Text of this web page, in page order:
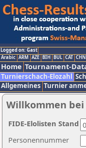
Logged on: Gast
Arabic ARM AZE BIH BUL CAT CHN
Home Tournament-
Turnierschach-Elozahl
Allgemeines Turnier
Willkommen bei
Personennummer
FIDE-Elolisten Stand